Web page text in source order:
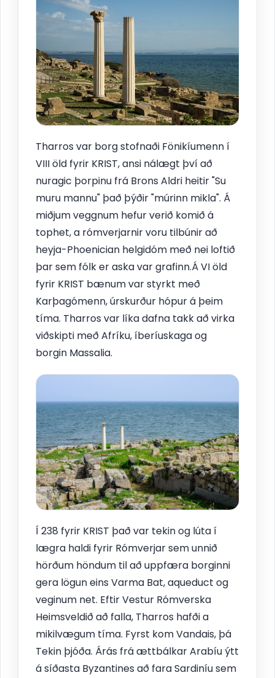
Tharros var borg stofnaði Fönikíumenn í
VIII öld fyrir KRIST, ansi nálægt því að
nuragic þorpinu frá Brons Aldri heitir "Su
muru mannu" það þýðir "múrinn mikla". Á
miðjum veggnum hefur verið komið á
tophet, a rómverjarnir voru tilbúnir að
heyja-Phoenician helgidóm með nei loftið
þar sem fólk er aska var grafinn.Á VI öld
fyrir KRIST bænum var styrkt með
Karþagómenn, úrskurður hópur á þeim
tíma. Tharros var líka dafna takk að virka
viðskipti með Afríku, íberíuskaga og
borgin Massalia.
Í 238 fyrir KRIST það var tekin og lúta í
lægra haldi fyrir Rómverjar sem unnið
hörðum höndum til að uppfæra borginni
gera lögun eins Varma Bat, aqueduct og
veginum net. Eftir Vestur Rómverska
Heimsveldið að falla, Tharros hafði a
mikilvægum tíma. Fyrst kom Vandais, þá
Tekin þjóða. Árás frá ættbálkar Arabíu ýtt
á síðasta Byzantines að fara Sardiníu sem